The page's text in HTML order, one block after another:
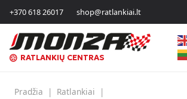
+370 618 26017 shop@ratlankiai.lt
RATLANKIŲ CENTRAS
Pradžia | Ratlankiai
|